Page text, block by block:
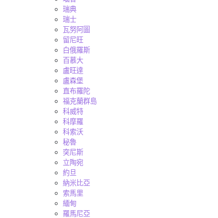
瑞典
瑞士
瓦努阿圖
留尼旺
白俄羅斯
百慕大
盧旺達
盧森堡
直布羅陀
福克蘭群島
科威特
科摩羅
科索沃
秘魯
突尼斯
立陶宛
約旦
納米比亞
索馬里
緬甸
羅馬尼亞